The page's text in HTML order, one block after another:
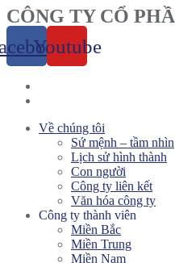
CÔNG TY CỔ
Youtube
Menu
Về chúng tôi
Sứ mệnh – tầm nhìn
Lịch sử hình thành
Con người
Công ty liên kết
Văn hóa công ty
Công ty thành viên
Miền Bắc
Miền Trung
Miền Nam